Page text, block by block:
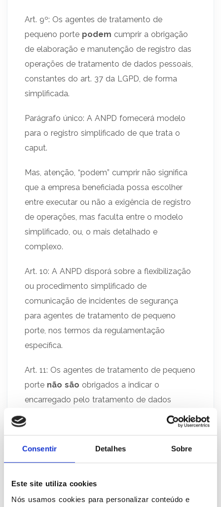
Consentir Detalhes Sobre
Este site utiliza cookies
Nós usamos cookies para personalizar conteúdo e
Art. 9º: Os agentes de tratamento de
pequeno porte podem cumprir a obrigação
de elaboração e manutenção de registro das
operações de tratamento de dados pessoais,
constantes do art. 37 da LGPD, de forma
simplificada.
Parágrafo único: A ANPD fornecerá modelo
para o registro simplificado de que trata o
caput.
Mas, atenção, “podem” cumprir não significa
que a empresa beneficiada possa escolher
entre executar ou não a exigência de registro
de operações, mas faculta entre o modelo
simplificado, ou, o mais detalhado e
complexo.
Art. 10: A ANPD disporá sobre a flexibilização
ou procedimento simplificado de
comunicação de incidentes de segurança
para agentes de tratamento de pequeno
porte, nos termos da regulamentação
específica.
Art. 11: Os agentes de tratamento de pequeno
porte não são obrigados a indicar o
encarregado pelo tratamento de dados
portedevem adotarmedidas
necessárias, com
mínimos de segurança da